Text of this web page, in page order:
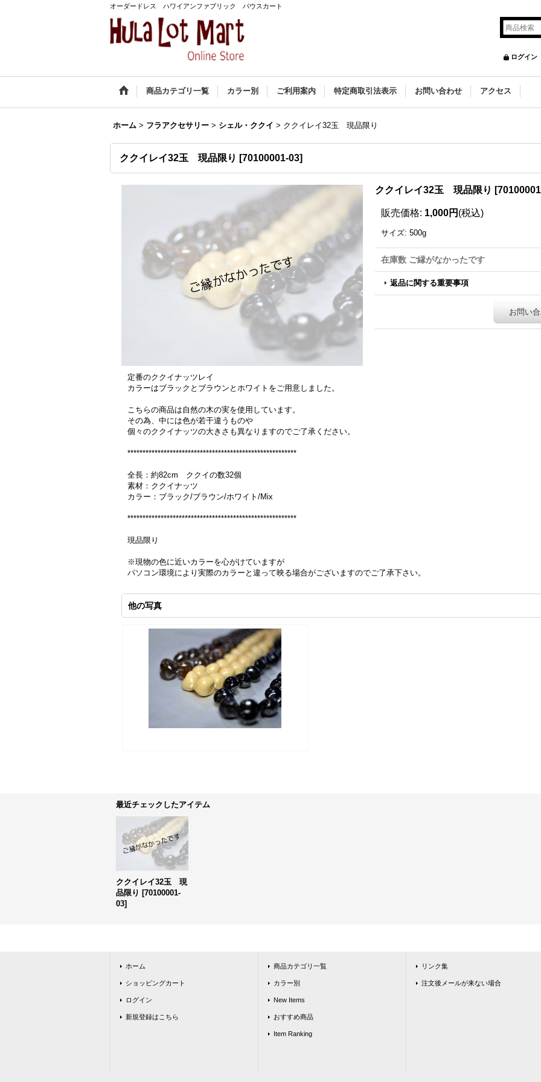
オーダードレス ハワイアンファブリック パウスカート
ログイン
商品カテゴリ一覧 カラー別 ご利用案内 特定商取引法表示 お問い合わせ アクセス
ホーム > フラアクセサリー > シェル・ククイ > ククイレイ32玉 現品限り
ククイレイ32玉 現品限り [70100001-03]
ククイレイ32玉 現品限り [
販売価格: 1,000円 (税込)
サイズ: 500g
在庫数 ご縁がなかったです
返品に関する重要事項
お問い
定番のククイナッツレイ
カラーはブラックとブラウンとホワイトをご用意しました。
こちらの商品は自然の木の実を使用しています。
その為、中には色が若干違うものや
個々のククイナッツの大きさも異なりますのでご了承ください。
********************************************************
全長：約82cm ククイの数32個
素材：ククイナッツ
カラー：ブラック/ブラウン/ホワイト/Mix
********************************************************
現品限り
※現物の色に近いカラーを心がけていますが
パソコン環境により実際のカラーと違って映る場合がございますのでご了承下さい。
他の写真
最近チェックしたアイテム
ククイレイ32玉 現
品限り [70100001-
03]
ホーム
ショッピングカート
ログイン
新規登録はこちら
商品カテゴリ一覧
カラー別
New Items
おすすめ商品
Item Ranking
リンク集
注文後メールが来ない場合